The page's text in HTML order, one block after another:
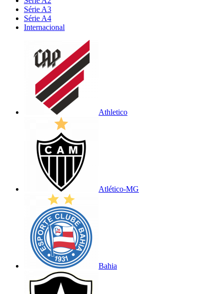
Série A3
Série A4
Internacional
Athletico
Atlético-MG
Bahia